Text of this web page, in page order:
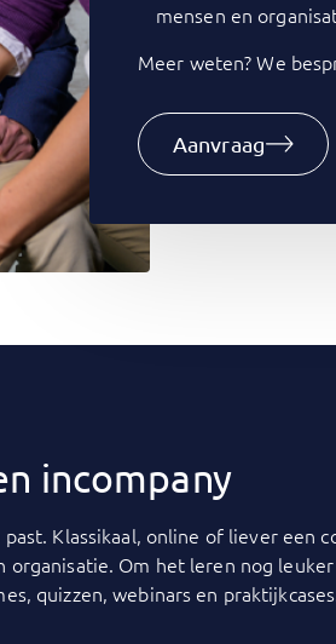
mensen en
Meer weten? We
Aanvraag
incompany
Klassikaal, online of liever een
organisatie. Om het leren nog
quizzen, webinars en